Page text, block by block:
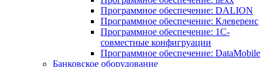
Программное обеспечение: DALION
Программное обеспечение: Клеверенс
Программное обеспечение: 1С-
совместные конфигруации
Программное обеспечение: DataMobile
Банковское оборудование